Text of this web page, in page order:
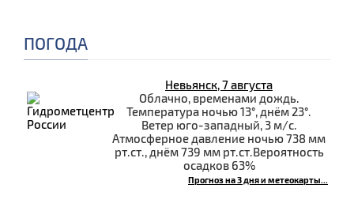
ПОГОДА
Невьянск, 7 августа
Облачно, временами дождь.
Температура ночью 13°, днём 23°.
Ветер юго-западный, 3 м/с.
Атмосферное давление ночью 738 мм
рт.ст., днём 739 мм рт.ст.Вероятность
осадков 63%
Прогноз на 3 дня и метеокарты...